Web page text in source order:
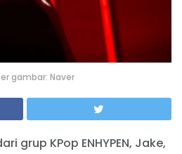
gambar: Naver
grup KPop ENHYPEN, Jake,